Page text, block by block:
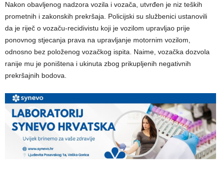
Nakon obavljenog nadzora vozila i vozača, utvrđen je niz teških
prometnih i zakonskih prekršaja. Policijski su službenici ustanovili
da je riječ o vozaču-recidivistu koji je vozilom upravljao prije
ponovnog stjecanja prava na upravljanje motornim vozilom,
odnosno bez položenog vozačkog ispita. Naime, vozačka dozvola
ranije mu je poništena i ukinuta zbog prikupljenih negativnih
prekršajnih bodova.